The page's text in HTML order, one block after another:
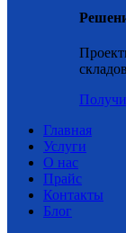
Главная
Услуги
О нас
Прайс
Контакты
Блог